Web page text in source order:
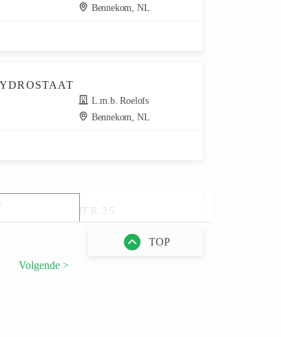
Bennekom, NL
L.m.b. Roelofs
Bennekom, NL
25 BOOMER 25
Bennekom, NL
Volgende >
TOP